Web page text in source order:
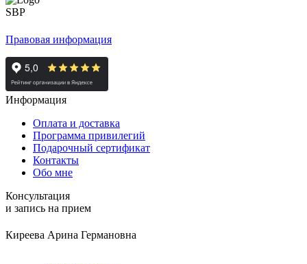
Правовая информация
Информация
Оплата и доставка
Программа привилегий
Подарочный сертификат
Контакты
Обо мне
Консультация
и запись на прием
Киреева Арина Германовна